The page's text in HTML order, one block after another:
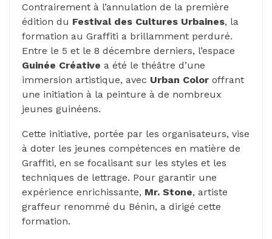
Contrairement à l’annulation de la première
édition du Festival des Cultures Urbaines, la
formation au Graffiti a brillamment perduré.
Entre le 5 et le 8 décembre derniers, l’espace
Guinée Créative a été le théâtre d’une
immersion artistique, avec Urban Color offrant
une initiation à la peinture à de nombreux
jeunes guinéens.
Cette initiative, portée par les organisateurs, vise
à doter les jeunes compétences en matière de
Graffiti, en se focalisant sur les styles et les
techniques de lettrage. Pour garantir une
expérience enrichissante, Mr. Stone, artiste
graffeur renommé du Bénin, a dirigé cette
formation.